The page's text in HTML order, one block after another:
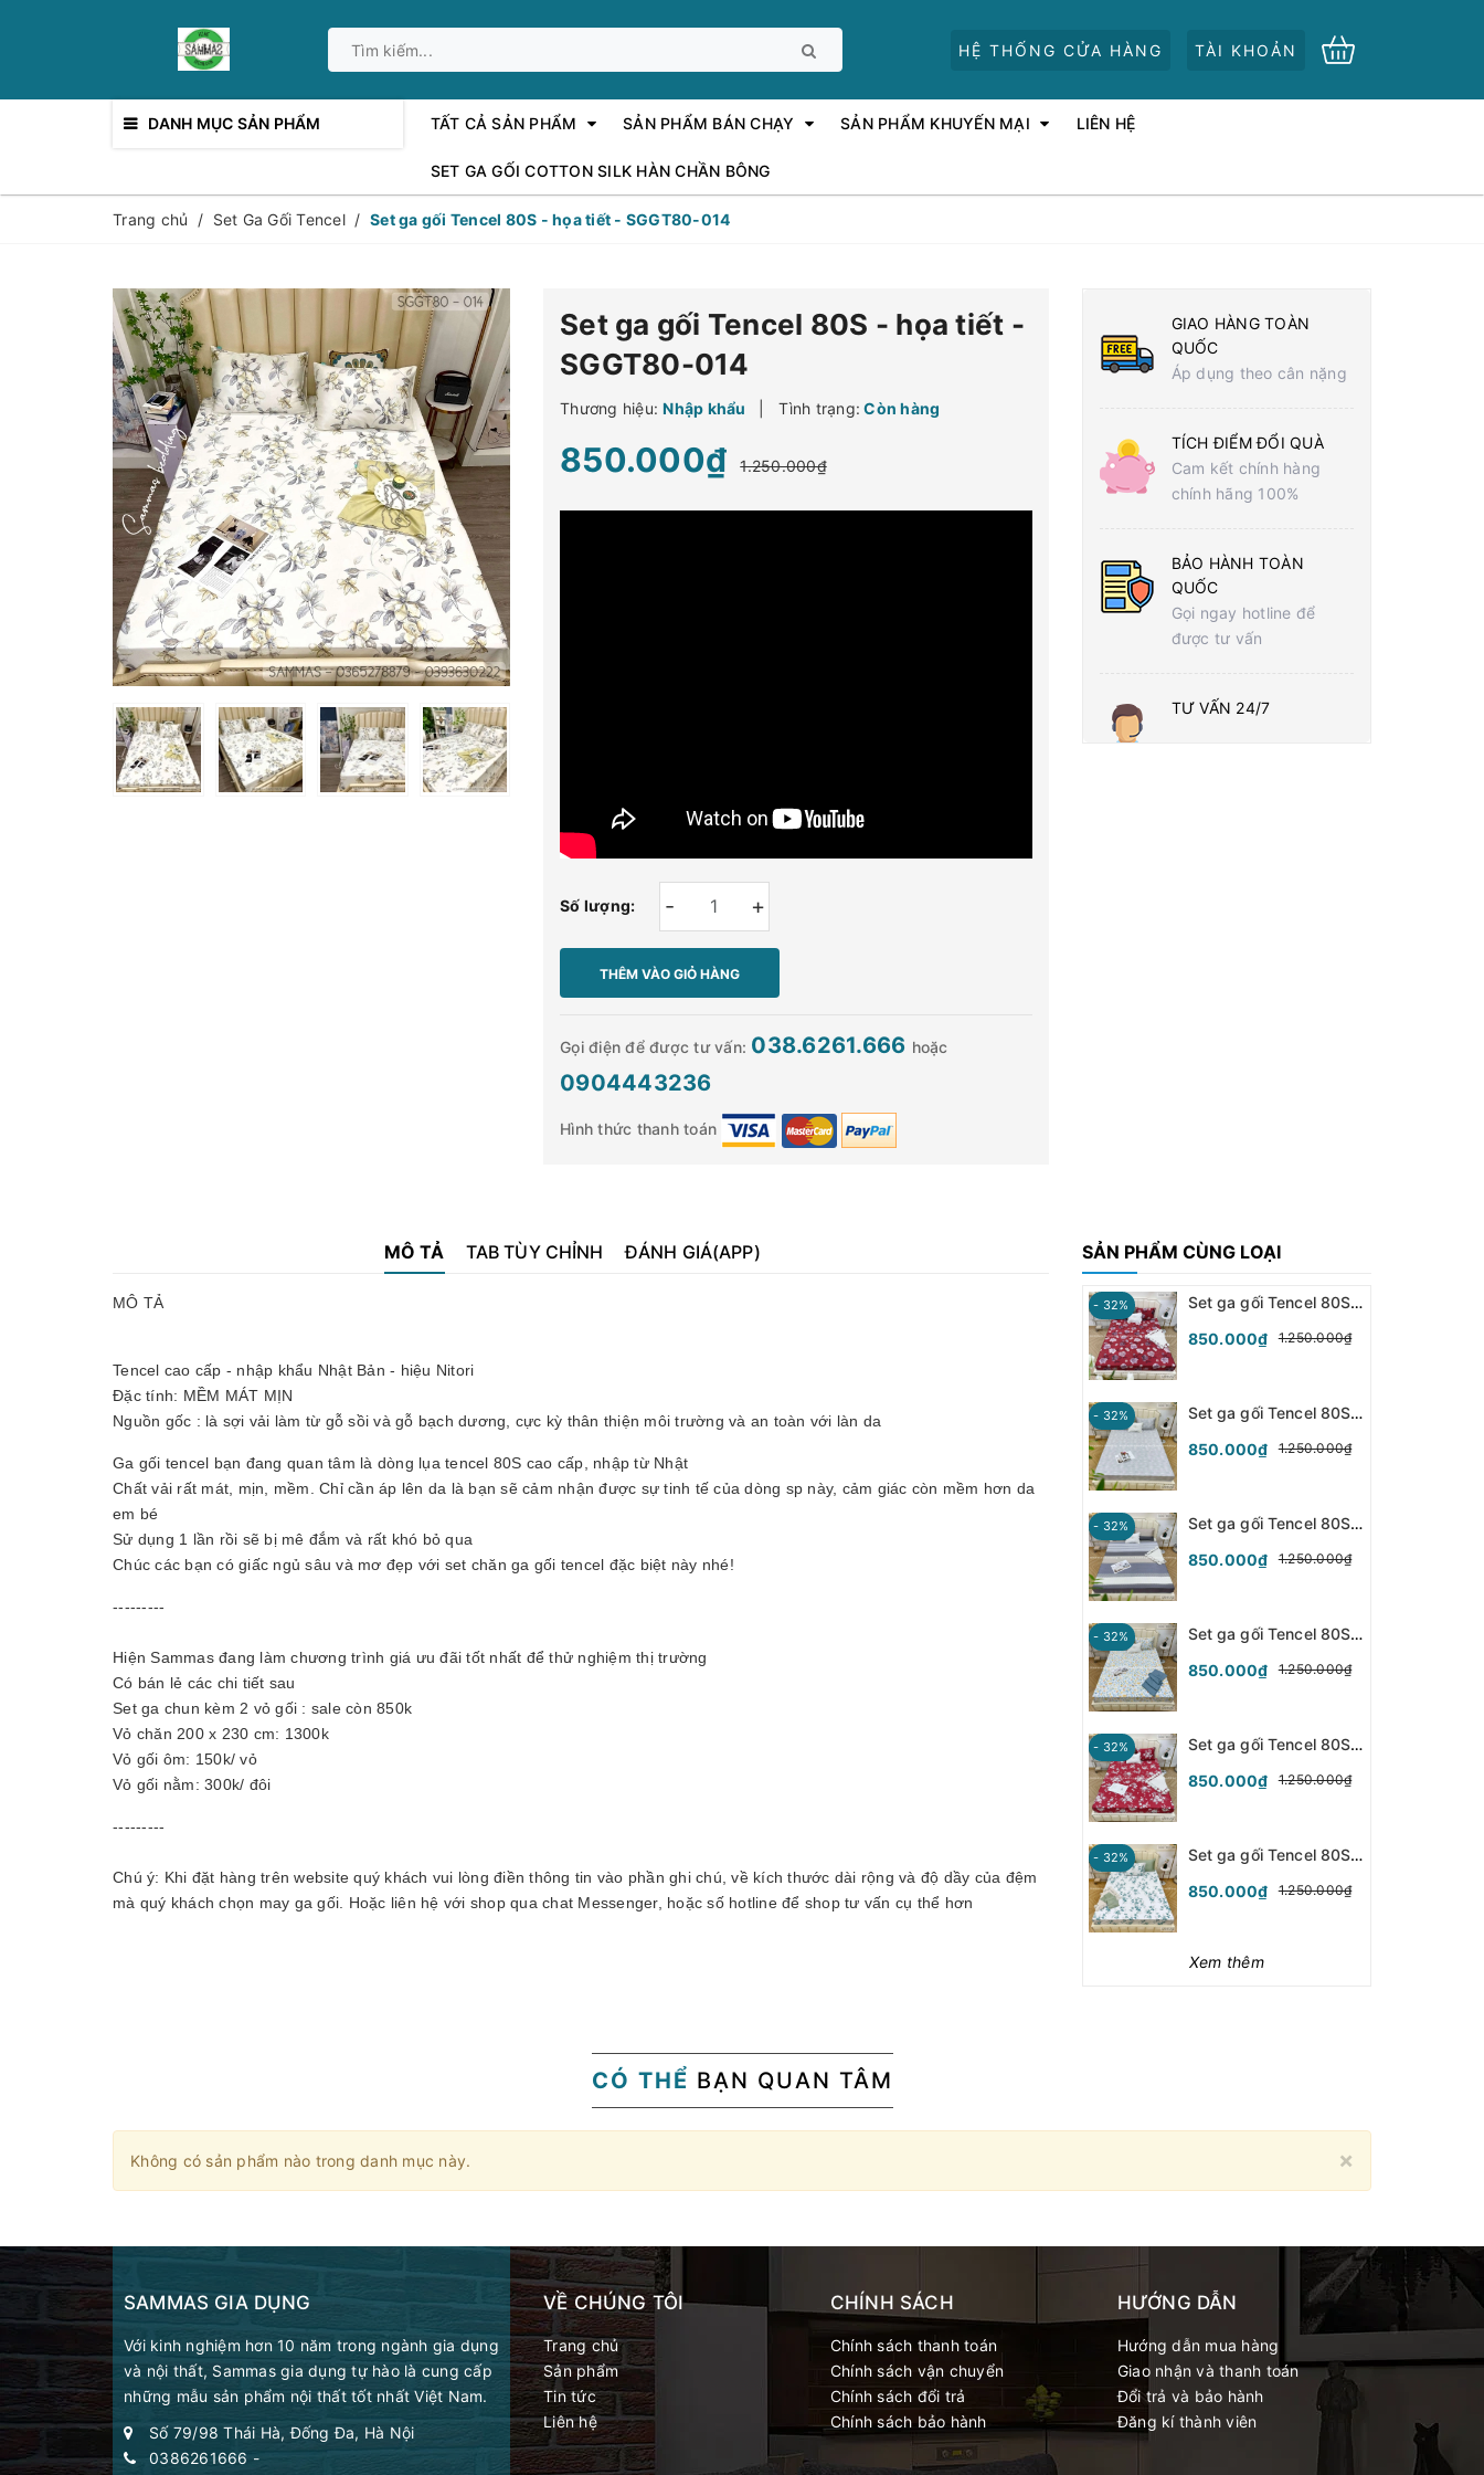
HỆ THỐNG CỬA HÀNG TÀI KHOẢN
DANH MỤC SẢN PHẨM TẤT CẢ SẢN PHẨM SẢN PHẨM BÁN CHẠY SẢN PHẨM KHUYẾN MẠI LIÊN HỆ
SET GA GỐI COTTON SILK HÀN CHẦN BÔNG
Trang chủ / Set Ga Gối Tencel / Set ga gối Tencel 80S - họa tiết - SGGT80-014
Set ga gối Tencel 80S - họa tiết -
SGGT80-014
Thương hiệu: Nhập khẩu Tình trạng: Còn hàng
850.000₫ 1.250.000₫
Số lượng: +
-
THÊM VÀO GIỎ HÀNG
Gọi điện để được tư vấn: 038.6261.666 hoặc
0904443236
Hình thức thanh toán
GIAO HÀNG TOÀN
QUỐC
Áp dụng theo cân nặng
TÍCH ĐIỂM ĐỔI QUÀ
Cam kết chính hàng
chính hãng 100%
BẢO HÀNH TOÀN
QUỐC
Gọi ngay hotline để
được tư vấn
TƯ VẤN 24/7
MÔ TẢ TAB TÙY CHỈNH ĐÁNH GIÁ(APP)
MÔ TẢ
Tencel cao cấp - nhập khẩu Nhật Bản - hiệu Nitori
Đặc tính: MỀM MÁT MỊN
Nguồn gốc : là sợi vải làm từ gỗ sồi và gỗ bạch dương, cực kỳ thân thiện môi trường và an toàn với làn da
Ga gối tencel bạn đang quan tâm là dòng lụa tencel 80S cao cấp, nhập từ Nhật
Chất vải rất mát, mịn, mềm. Chỉ cần áp lên da là bạn sẽ cảm nhận được sự tinh tế của dòng sp này, cảm giác còn mềm hơn da
em bé
Sử dụng 1 lần rồi sẽ bị mê đắm và rất khó bỏ qua
Chúc các bạn có giấc ngủ sâu và mơ đẹp với set chăn ga gối tencel đặc biệt này nhé!
---------
Hiện Sammas đang làm chương trình giá ưu đãi tốt nhất để thử nghiệm thị trường
Có bán lẻ các chi tiết sau
Set ga chun kèm 2 vỏ gối : sale còn 850k
Vỏ chăn 200 x 230 cm: 1300k
Vỏ gối ôm: 150k/ vỏ
Vỏ gối nằm: 300k/ đôi
---------
Chú ý: Khi đặt hàng trên website quý khách vui lòng điền thông tin vào phần ghi chú, về kích thước dài rộng và độ dầy của đệm
mà quý khách chọn may ga gối. Hoặc liên hệ với shop qua chat Messenger, hoặc số hotline để shop tư vấn cụ thể hơn
SẢN PHẨM CÙNG LOẠI
- 32%
Set ga gối Tencel 80S - Hoa Đỏ - SGGT80-033
850.000₫
1.250.000₫
- 32%
Set ga gối Tencel 80S - Hoa Tiết - SGGT80-032
850.000₫
1.250.000₫
- 32%
Set ga gối Tencel 80S - Hoa Tiết - SGGT80-031
850.000₫
1.250.000₫
- 32%
Set ga gối Tencel 80S - Hoa Tuylip - SGGT80-030
850.000₫
1.250.000₫
- 32%
Set ga gối Tencel 80S - Hoa Hồng - SGGT80-029
850.000₫
1.250.000₫
- 32%
Set ga gối Tencel 80S - Lá Xanh - SGGT80-028
850.000₫
1.250.000₫
Xem thêm
CÓ THỂ BẠN QUAN TÂM
×
Không có sản phẩm nào trong danh mục này.
SAMMAS GIA DỤNG
Với kinh nghiệm hơn 10 năm trong ngành gia dụng
và nội thất, Sammas gia dụng tự hào là cung cấp
những mẫu sản phẩm nội thất tốt nhất Việt Nam.
Số 79/98 Thái Hà, Đống Đa, Hà Nội
0386261666 -
VỀ CHÚNG TÔI
Trang chủ
Sản phẩm
Tin tức
Liên hệ
CHÍNH SÁCH
Chính sách thanh toán
Chính sách vận chuyển
Chính sách đổi trả
Chính sách bảo hành
HƯỚNG DẪN
Hướng dẫn mua hàng
Giao nhận và thanh toán
Đổi trả và bảo hành
Đăng kí thành viên